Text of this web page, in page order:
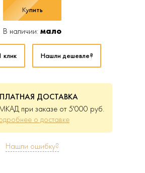
Купить
В наличии: мало
клик Нашли дешевле?
ДОСТАВКА
при заказе от 5'000 руб.
о доставке
Нашли ошибку?